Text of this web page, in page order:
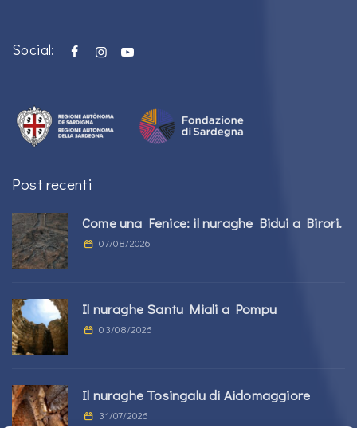
Social:
Post recenti
Come una Fenice: il nuraghe Bidui a Birori.
07/08/2026
Il nuraghe Santu Miali a Pompu
03/08/2026
Il nuraghe Tosingalu di Aidomaggiore
31/07/2026